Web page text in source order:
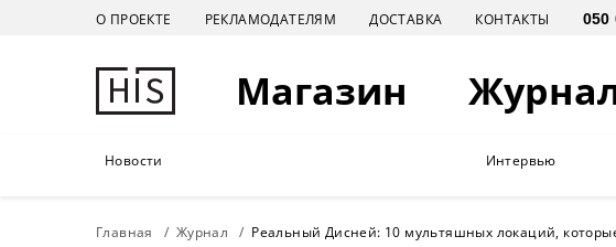
О ПРОЕКТЕ РЕКЛАМОДАТЕЛЯМ ДОСТАВКА КОНТАКТЫ
Магазин
Новости Интервью
Главная Журнал Реальный Дисней: 10 мультяшных локаций,